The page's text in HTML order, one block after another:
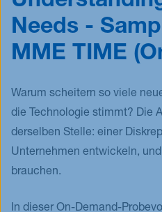
RWTH Business School
FAQ
Needs -
MME TIME
Warum scheitern so viele
die Technologie stimmt? Die
derselben Stelle: einer
Unternehmen entwickeln,
brauchen.
In dieser On-Demand-